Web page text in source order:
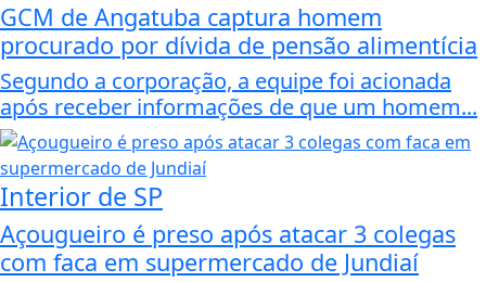
GCM de Angatuba captura homem
procurado por dívida de pensão alimentícia
Segundo a corporação, a equipe foi acionada
após receber informações de que um homem...
Interior de SP
Açougueiro é preso após atacar 3 colegas
com faca em supermercado de Jundiaí